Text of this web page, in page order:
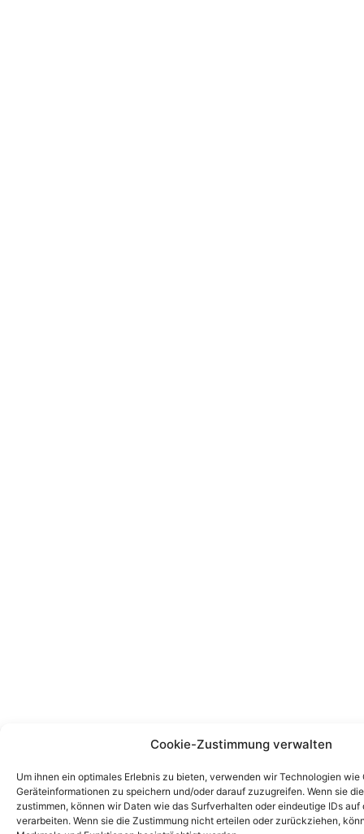
Cookie-Zustimmung verwalten
Um ihnen ein optimales Erlebnis zu bieten, verwenden wir Technologien wie
Geräteinformationen zu speichern und/oder darauf zuzugreifen. Wenn sie
zustimmen, können wir Daten wie das Surfverhalten oder eindeutige IDs auf
verarbeiten. Wenn sie die Zustimmung nicht erteilen oder zurückziehen,